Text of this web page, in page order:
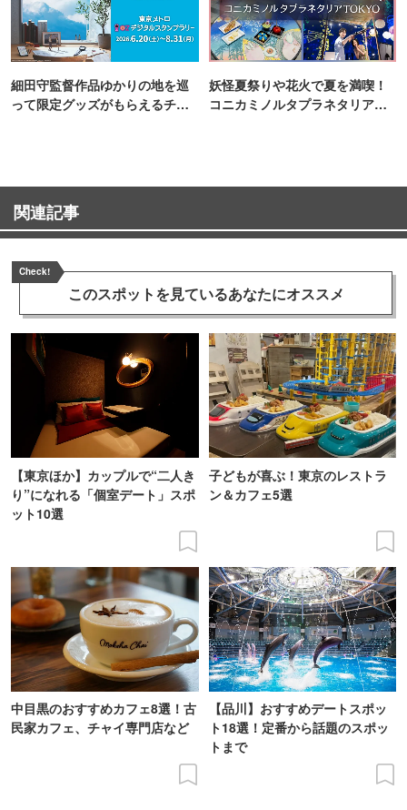
細田守監督作品ゆかりの地を巡
って限定グッズがもらえるチャ
妖怪夏祭りや花火で夏を満喫！
コニカミノルタプラネタリア
関連記事
Check!
このスポットを見ているあなたにオススメ
【東京ほか】カップルで“二人き
り”になれる「個室デート」スポ
ット10選
子どもが喜ぶ！東京のレストラ
ン＆カフェ5選
中目黒のおすすめカフェ8選！古
民家カフェ、チャイ専門店など
【品川】おすすめデートスポッ
ト18選！定番から話題のスポッ
トまで